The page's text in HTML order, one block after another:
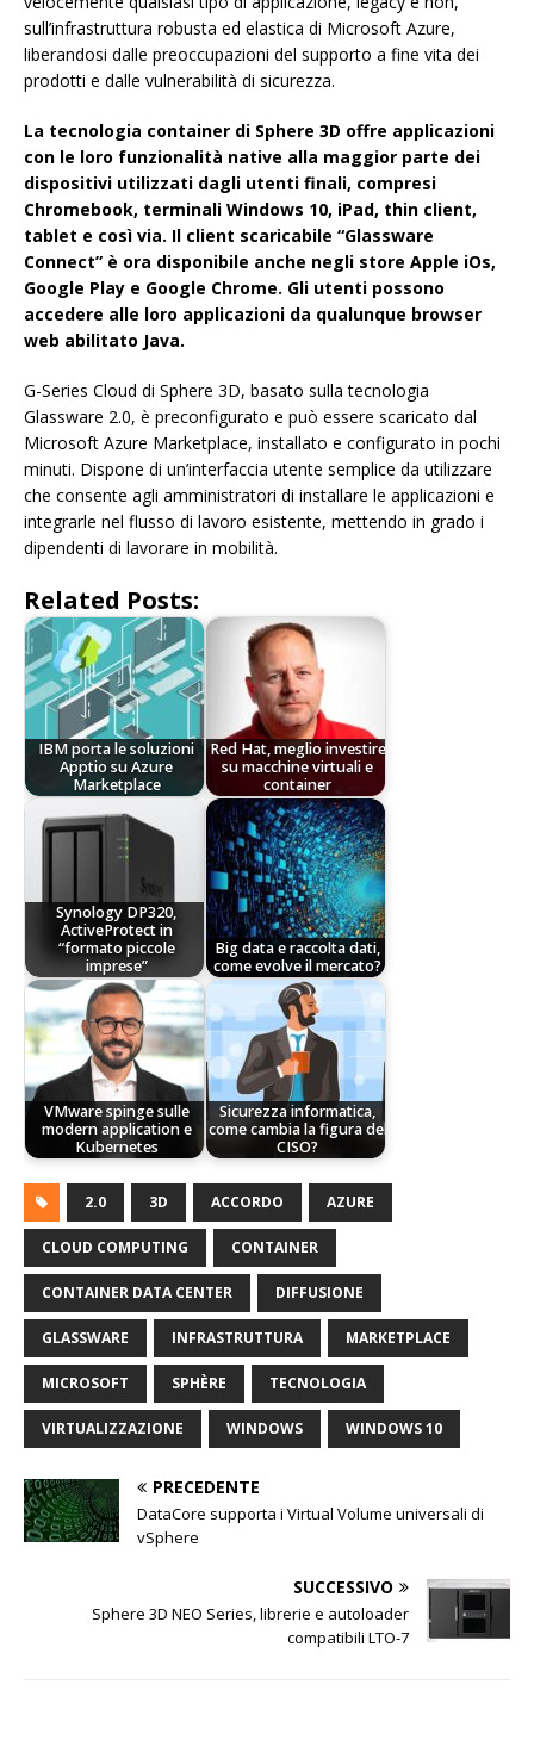
sull’infrastruttura robusta ed elastica di Microsoft Azure,
liberandosi dalle preoccupazioni del supporto a fine vita dei
prodotti e dalle vulnerabilità di sicurezza.
La tecnologia container di Sphere 3D offre applicazioni
con le loro funzionalità native alla maggior parte dei
dispositivi utilizzati dagli utenti finali, compresi
Chromebook, terminali Windows 10, iPad, thin client,
tablet e così via. Il client scaricabile “Glassware
Connect” è ora disponibile anche negli store Apple iOs,
Google Play e Google Chrome. Gli utenti possono
accedere alle loro applicazioni da qualunque browser
web abilitato Java.
G-Series Cloud di Sphere 3D, basato sulla tecnologia
Glassware 2.0, è preconfigurato e può essere scaricato dal
Microsoft Azure Marketplace, installato e configurato in pochi
minuti. Dispone di un’interfaccia utente semplice da utilizzare
che consente agli amministratori di installare le applicazioni e
integrarle nel flusso di lavoro esistente, mettendo in grado i
dipendenti di lavorare in mobilità.
Related Posts:
IBM porta le soluzioni
Apptio su Azure
Marketplace
Red Hat, meglio investire
su macchine virtuali e
container
Synology DP320,
ActiveProtect in
“formato piccole
imprese”
Big data e raccolta dati,
come evolve il mercato?
VMware spinge sulle
modern application e
Kubernetes
Sicurezza informatica,
come cambia la figura del
CISO?
2.0 3D ACCORDO AZURE
CLOUD COMPUTING CONTAINER
CONTAINER DATA CENTER DIFFUSIONE
GLASSWARE INFRASTRUTTURA MARKETPLACE
MICROSOFT SPHÈRE TECNOLOGIA
VIRTUALIZZAZIONE WINDOWS WINDOWS 10
PRECEDENTE
DataCore supporta i Virtual Volume universali di
vSphere
SUCCESSIVO
Sphere 3D NEO Series, librerie e autoloader
compatibili LTO-7